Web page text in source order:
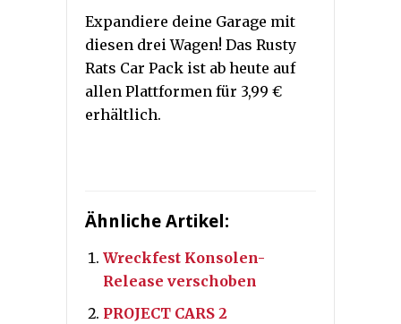
Expandiere deine Garage mit
diesen drei Wagen! Das Rusty
Rats Car Pack ist ab heute auf
allen Plattformen für 3,99 €
erhältlich.
Ähnliche Artikel:
Wreckfest Konsolen-
Release verschoben
PROJECT CARS 2